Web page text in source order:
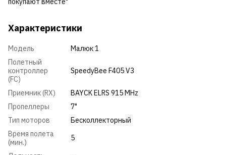
Характеристики
Модель
Малюк 1
Полетный
контроллер
(FC)
SpeedyBee F405 V3
Приемник (RX)
BAYCK ELRS 915 MHz
Пропеллеры
7"
Тип моторов
Бесколлекторный
Время полета
(мин.)
5